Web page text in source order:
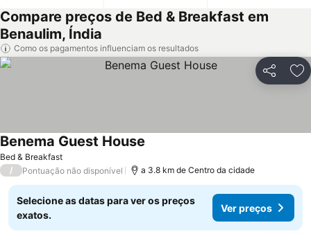
Compare preços de Bed & Breakfast em
Benaulim, Índia
Como os pagamentos influenciam os resultados
Partilhar
Bed & Breakfast
Benema Guest House
/ Pontuação não disponível a 3.8 km de Centro da cidade
Selecione as datas para ver os preços
exatos.
Ver preços